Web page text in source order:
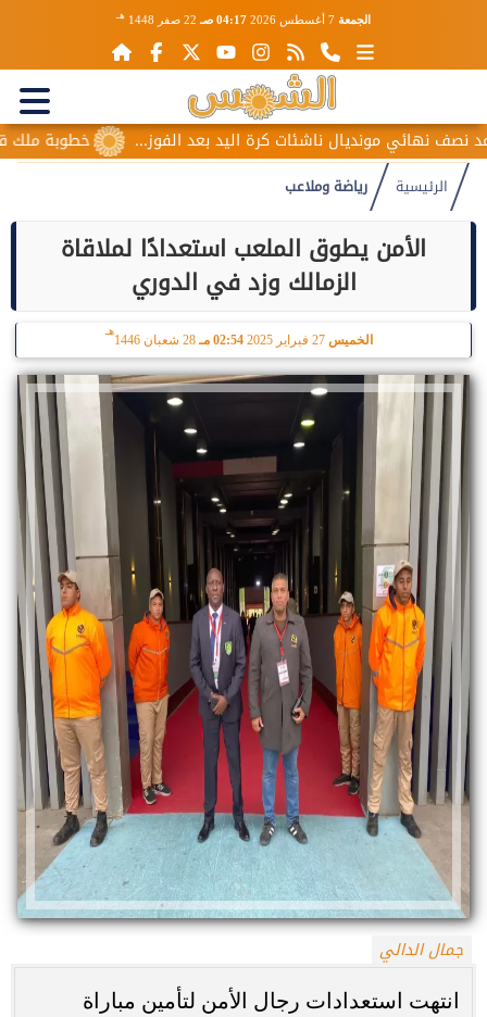
الجمعة 04:17 صـ 22 صفر 1448 هـ
خطوبة ملك قورة مونديال ناشئات كرة اليد بعد الفوز...
الرئيسية رياضة وملاعب
الأمن يطوق الملعب استعدادًا لملاقاة
الزمالك وزد في الدوري
الخميس 02:54 مـ 28 شعبان 1446
هـ
جمال الدالي
انتهت استعدادات رجال الأمن لتأمين مباراة